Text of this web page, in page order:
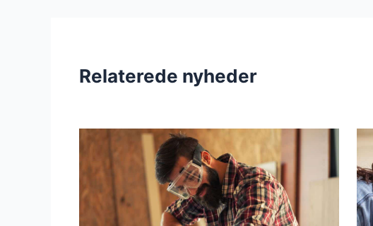
Relaterede nyheder